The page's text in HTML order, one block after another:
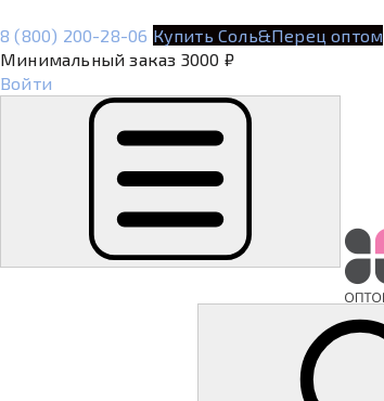
8 (800) 200-28-06 Купить Соль&Перец оптом
Минимальный заказ 3000 ₽
Войти